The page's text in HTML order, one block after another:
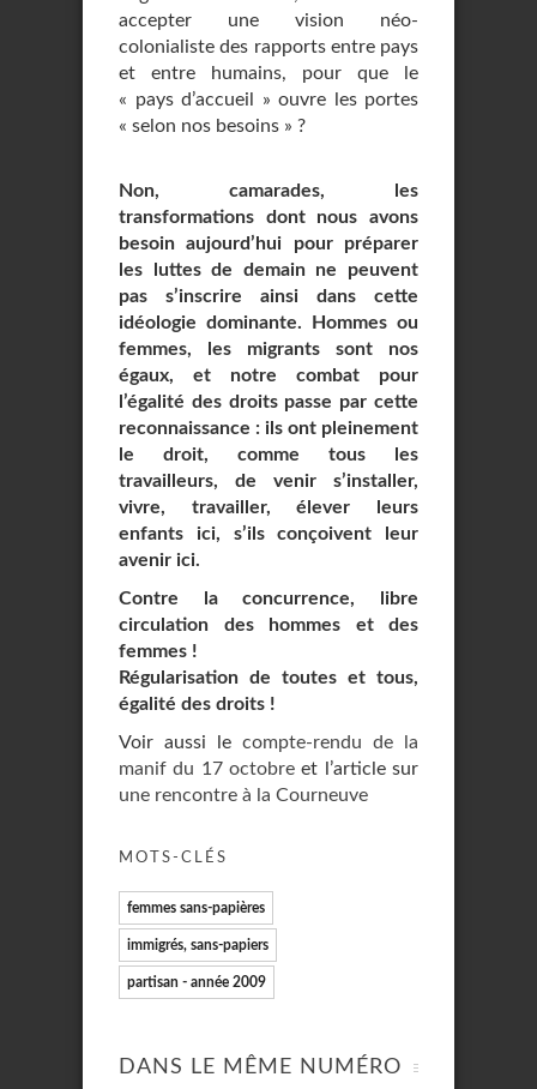
accepter une vision néo-
colonialiste des rapports entre pays
et entre humains, pour que le
« pays d’accueil » ouvre les portes
« selon nos besoins » ?
Non, camarades, les
transformations dont nous avons
besoin aujourd’hui pour préparer
les luttes de demain ne peuvent
pas s’inscrire ainsi dans cette
idéologie dominante. Hommes ou
femmes, les migrants sont nos
égaux, et notre combat pour
l’égalité des droits passe par cette
reconnaissance : ils ont pleinement
le droit, comme tous les
travailleurs, de venir s’installer,
vivre, travailler, élever leurs
enfants ici, s’ils conçoivent leur
avenir ici.
Contre la concurrence, libre
circulation des hommes et des
femmes !
Régularisation de toutes et tous,
égalité des droits !
Voir aussi le compte-rendu de la
manif du 17 octobre et l’article sur
une rencontre à la Courneuve
MOTS-CLÉS
femmes sans-papières
immigrés, sans-papiers
partisan - année 2009
DANS LE MÊME NUMÉRO